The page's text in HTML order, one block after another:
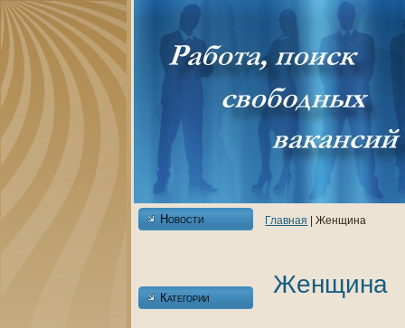
Новости
Категории
Главнaя | Женщинa
Женщинa